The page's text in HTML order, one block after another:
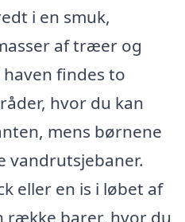
i en smuk,
af træer og
findes to
hvor du kan
mens børnene
vandrutsjebaner.
eller en is i løbet af
række barer, hvor du